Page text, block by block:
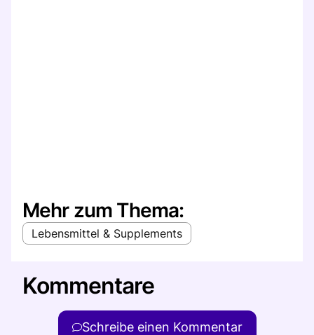
Mehr zum Thema:
Lebensmittel & Supplements
Kommentare
Schreibe einen Kommentar